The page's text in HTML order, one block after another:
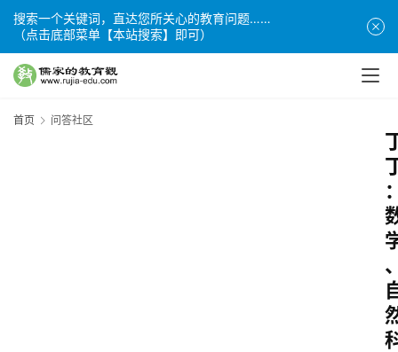
搜索一个关键词，直达您所关心的教育问题……
（点击底部菜单【本站搜索】即可）
首页 问答社区